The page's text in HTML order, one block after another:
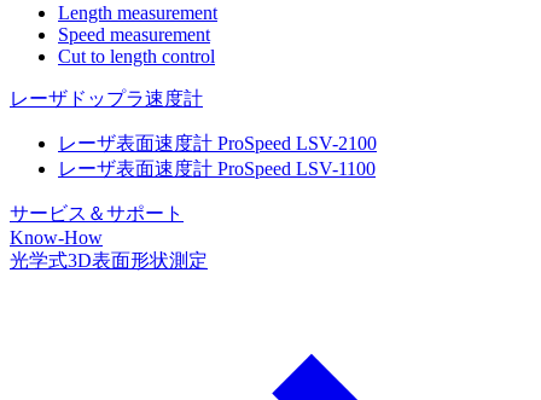
Length measurement
Speed measurement
Cut to length control
レーザドップラ速度計
レーザ表面速度計 ProSpeed LSV-2100
レーザ表面速度計 ProSpeed LSV-1100
サービス＆サポート
Know-How
光学式3D表面形状測定